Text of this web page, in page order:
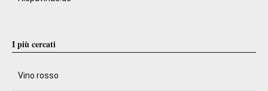
I più cercati
Vino rosso